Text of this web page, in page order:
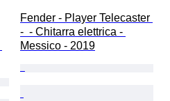
Fender - Player Telecaster
-  - Chitarra elettrica -
Messico - 2019